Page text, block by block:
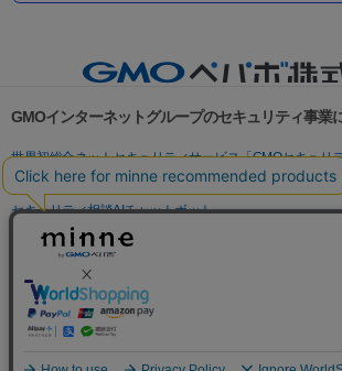
GMOインターネットグループのセキュリティ事業
世界初総合ネットセキュリティサービス「GMOセキュリテ
パスワード漏洩診断
Webサイトリスク診断
セキュリティ相談AIチャットボット
実在証明・盗聴対策
サイバー攻撃対策（GMO Flatt Security）
セキュリティ事業の軌跡